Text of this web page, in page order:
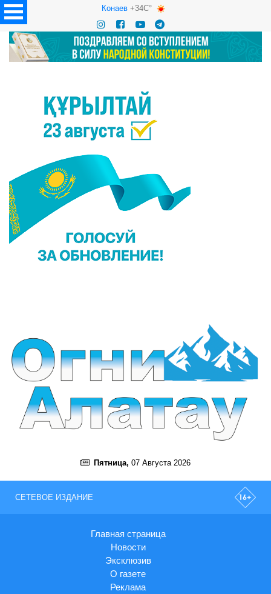
Конаев+34C°
Пятница, 07 Августа 2026
СЕТЕВОЕ ИЗДАНИЕ
Главная страница
Новости
Эксклюзив
О газете
Реклама